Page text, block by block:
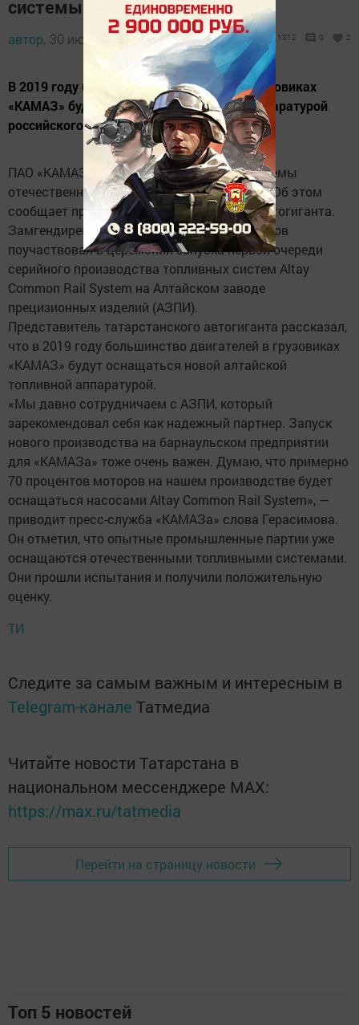
системы на отечественные
автор, 30 июля 2018 - 14:45 1312 0 2
В 2019 году большинство двигателей в грузовиках
«КАМАЗ» будут оснащаться топливной аппаратурой
российского производства.
ПАО «КАМАЗ» перейдет на топливные системы
отечественного производства с 2019 года. Об этом
сообщает пресс-служба татарстанского автогиганта.
Замгендиректора «КАМАЗа» Юрий Герасимов
поучаствовал в церемонии запуска первой очереди
серийного производства топливных систем Altay
Common Rail System на Алтайском заводе
прецизионных изделий (АЗПИ).
Представитель татарстанского автогиганта рассказал,
что в 2019 году большинство двигателей в грузовиках
«КАМАЗ» будут оснащаться новой алтайской
топливной аппаратурой.
«Мы давно сотрудничаем с АЗПИ, который
зарекомендовал себя как надежный партнер. Запуск
нового производства на барнаульском предприятии
для «КАМАЗа» тоже очень важен. Думаю, что примерно
70 процентов моторов на нашем производстве будет
оснащаться насосами Altay Common Rail System», —
приводит пресс-служба «КАМАЗа» слова Герасимова.
Он отметил, что опытные промышленные партии уже
оснащаются отечественными топливными системами.
Они прошли испытания и получили положительную
оценку.
ТИ
Следите за самым важным и интересным в
Telegram-канале Татмедиа
Читайте новости Татарстана в
национальном мессенджере MАХ:
https://max.ru/tatmedia
Перейти на страницу новости
Топ 5 новостей